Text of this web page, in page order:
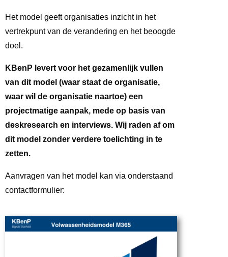
Het model geeft organisaties inzicht in het
vertrekpunt van de verandering en het beoogde
doel.
KBenP levert voor het gezamenlijk vullen
van dit model (waar staat de organisatie,
waar wil de organisatie naartoe) een
projectmatige aanpak, mede op basis van
deskresearch en interviews. Wij raden af om
dit model zonder verdere toelichting in te
zetten.
Aanvragen van het model kan via onderstaand
contactformulier: